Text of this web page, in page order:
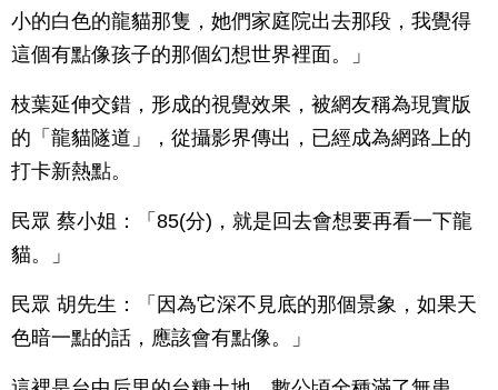
小的白色的龍貓那隻，她們家庭院出去那段，我覺得
這個有點像孩子的那個幻想世界裡面。」
枝葉延伸交錯，形成的視覺效果，被網友稱為現實版
的「龍貓隧道」，從攝影界傳出，已經成為網路上的
打卡新熱點。
民眾 蔡小姐：「85(分)，就是回去會想要再看一下龍
貓。」
民眾 胡先生：「因為它深不見底的那個景象，如果天
色暗一點的話，應該會有點像。」